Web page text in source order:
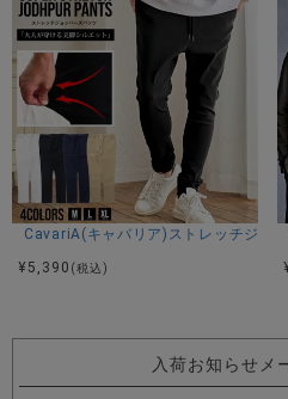
CavariA(キャバリア)ストレッチジョ
¥ 5,390 (税込)
入荷お知らせメ